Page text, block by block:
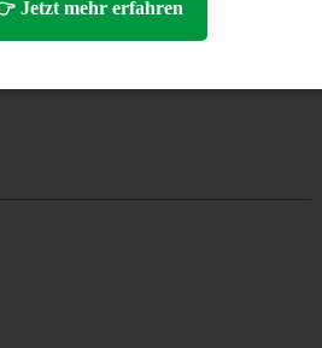
Jetzt mehr erfahren
holen